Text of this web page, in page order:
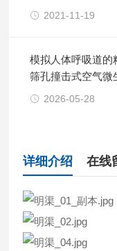
2021-11-19
模拟人体呼吸道的
筛孔撞击式空气微
2026-05-28
详细介绍 在线